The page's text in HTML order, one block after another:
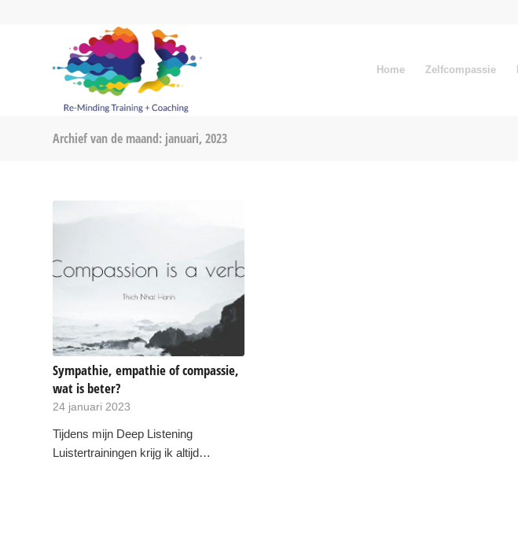
Home Zelfcompassie
Archief van de maand: januari, 2023
Sympathie, empathie of compassie,
wat is beter?
24 januari 2023
Tijdens mijn Deep Listening
Luistertrainingen krijg ik altijd…